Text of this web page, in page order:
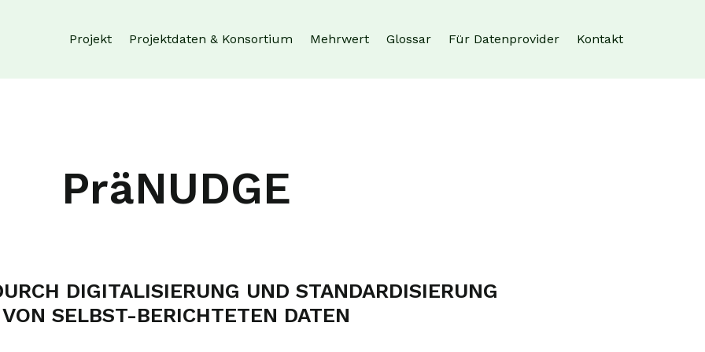
Projekt Projektdaten & Konsortium Mehrwert Glossar Für Datenprovider Kontakt
PräNUDGE
DIGITALISIERUNG UND STANDARDISIERUNG
VON SELBST-BERICHTETEN DATEN